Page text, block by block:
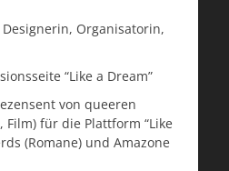
Organisatorin,
“Like a Dream”
von queeren
Film) für die Plattform “Like
(Romane) und Amazone